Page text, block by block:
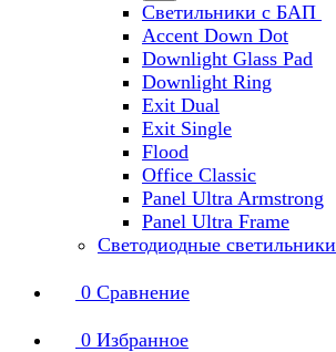
Светильники с БАП
Accent Down Dot
Downlight Glass Pad
Downlight Ring
Exit Dual
Exit Single
Flood
Office Classic
Panel Ultra Armstrong
Panel Ultra Frame
Светодиодные светильники
0 Сравнение
0 Избранное